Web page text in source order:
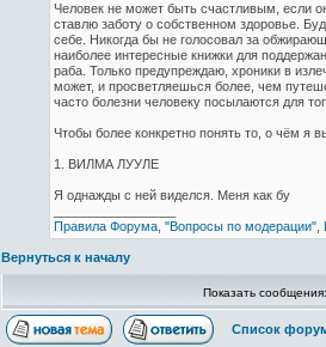
Человек не может быть счастливым, если
ставлю заботу о собственном здоровье.
себе. Никогда бы не голосовал за
наиболее интересные книжки для
раба. Только предупреждаю, хроники в
может, и просветляешься более, чем
часто болезни человеку посылаются для
Чтобы более конкретно понять то, о чём я
1. ВИЛМА ЛУУЛЕ
Я однажды с ней виделся. Меня как бу
Правила Форума "Вопросы по модерации"
Вернуться к началу
Показать
Список